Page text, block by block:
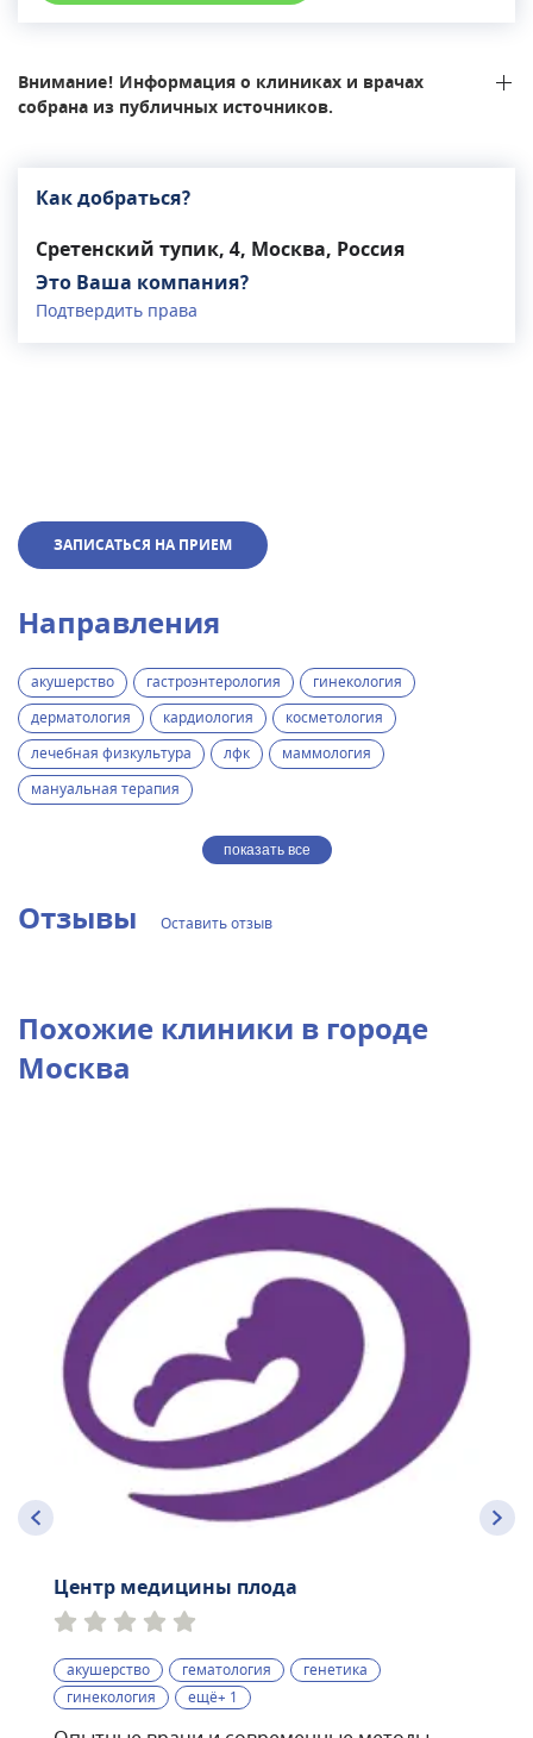
Внимание! Информация о клиниках и врачах
собрана из публичных источников.
Как добраться?
Сретенский тупик, 4, Москва, Россия
Это Ваша компания?
Подтвердить права
ЗАПИСАТЬСЯ НА ПРИЕМ
Направления
акушерство гастроэнтерология
гинекология
дерматология
кардиология
косметология
лечебная физкультура
лфк
маммология
мануальная терапия
показать все
Отзывы Оставить отзыв
Похожие клиники в городе
Москва
Центр медицины плода
акушерство гематология
генетика
гинекология
ещё+ 1